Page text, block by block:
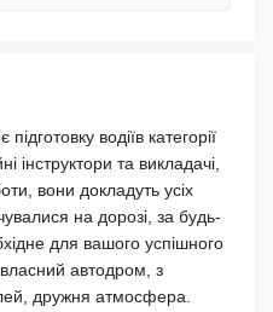
водіїв категорії
та викладачі,
вони докладуть усіх
на дорозі, за будь-
для вашого успішного
автодром, з
дружня атмосфера.